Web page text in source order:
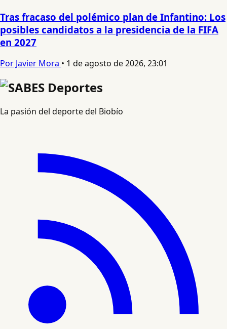
Tras fracaso del polémico plan de Infantino: Los
posibles candidatos a la presidencia de la FIFA
en 2027
Por Javier Mora • 1 de agosto de 2026, 23:01
La pasión del deporte del Biobío